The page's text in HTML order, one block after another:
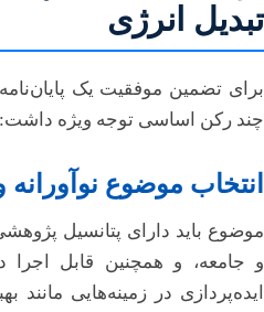
تبدیل انرژی
برای تضمین موفقیت یک
چند رکن اساسی توجه ویژه داشت:
انتخاب موضوع نوآورانه
موضوع باید دارای پتانسیل
و جامعه، و همچنین قابل
ایده‌پردازی در زمینه‌هایی مانند